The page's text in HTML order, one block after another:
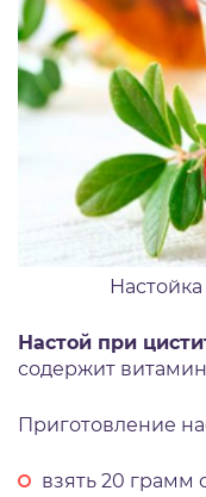
Настой при
содержит
Приготовление
взять 20 грамм